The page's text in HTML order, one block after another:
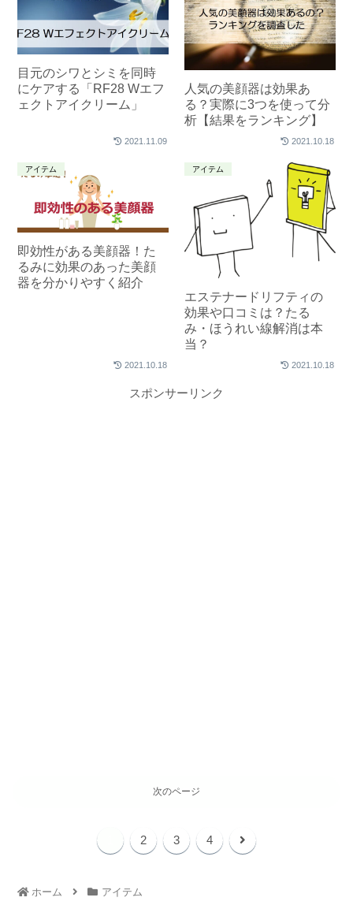
目元のシワとシミを同時
にケアする「RF28 Wエフ
ェクトアイクリーム」
2021.11.09
人気の美顔器は効果あ
る？実際に3つを使って分
析【結果をランキング】
2021.10.18
アイテム
即効性がある美顔器！た
るみに効果のあった美顔
器を分かりやすく紹介
2021.10.18
アイテム
エステナードリフティの
効果や口コミは？たる
み・ほうれい線解消は本
当？
2021.10.18
スポンサーリンク
次のページ
2 3 4
ホーム アイテム